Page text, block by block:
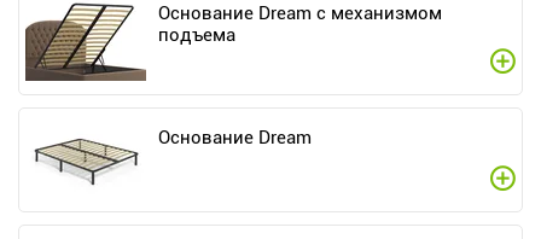
Основание Dream c механизмом
подъема
Основание Dream